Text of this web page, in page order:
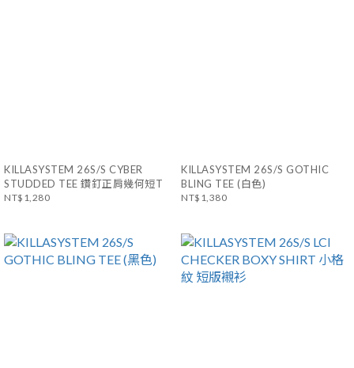
KILLASYSTEM 26S/S CYBER
STUDDED TEE 鑽釘正肩幾何短T
NT$1,280
KILLASYSTEM 26S/S GOTHIC
BLING TEE (白色)
NT$1,380